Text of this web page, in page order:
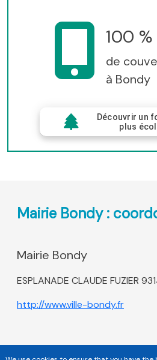
100 %
de
à Bondy
Découvrir un
plus
Mairie Bondy :
Mairie Bondy
ESPLANADE CLAUDE FUZIER
http://www.ville-bondy.fr